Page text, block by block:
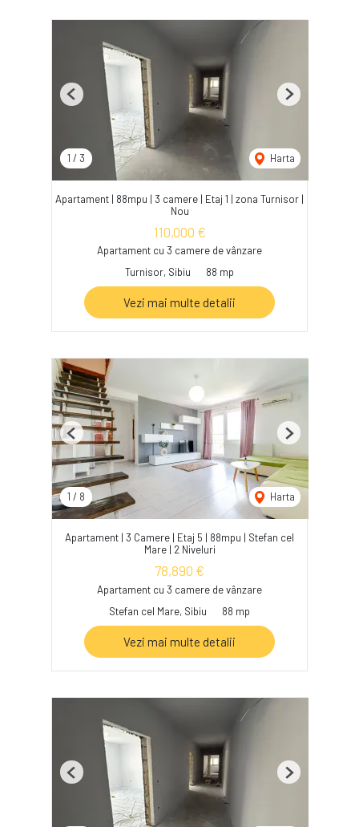
1 / 3 Harta
Previous Next
Apartament | 88mpu | 3 camere | Etaj 1 | zona Turnisor |
Nou
110,000 €
Apartament cu 3 camere de vânzare
Turnisor, Sibiu
88 mp
Vezi mai multe detalii
1 / 8 Harta
Previous Next
Apartament | 3 Camere | Etaj 5 | 88mpu | Stefan cel
Mare | 2 Niveluri
78,890 €
Apartament cu 3 camere de vânzare
Stefan cel Mare, Sibiu
88 mp
Vezi mai multe detalii
Previous Next